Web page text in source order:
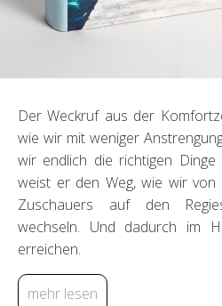
Der Weckruf aus der
wie wir mit weniger
wir endlich die richtigen
weist er den Weg, wie wir von
Zuschauers auf den
wechseln. Und dadurch im
erreichen.
mehr lesen